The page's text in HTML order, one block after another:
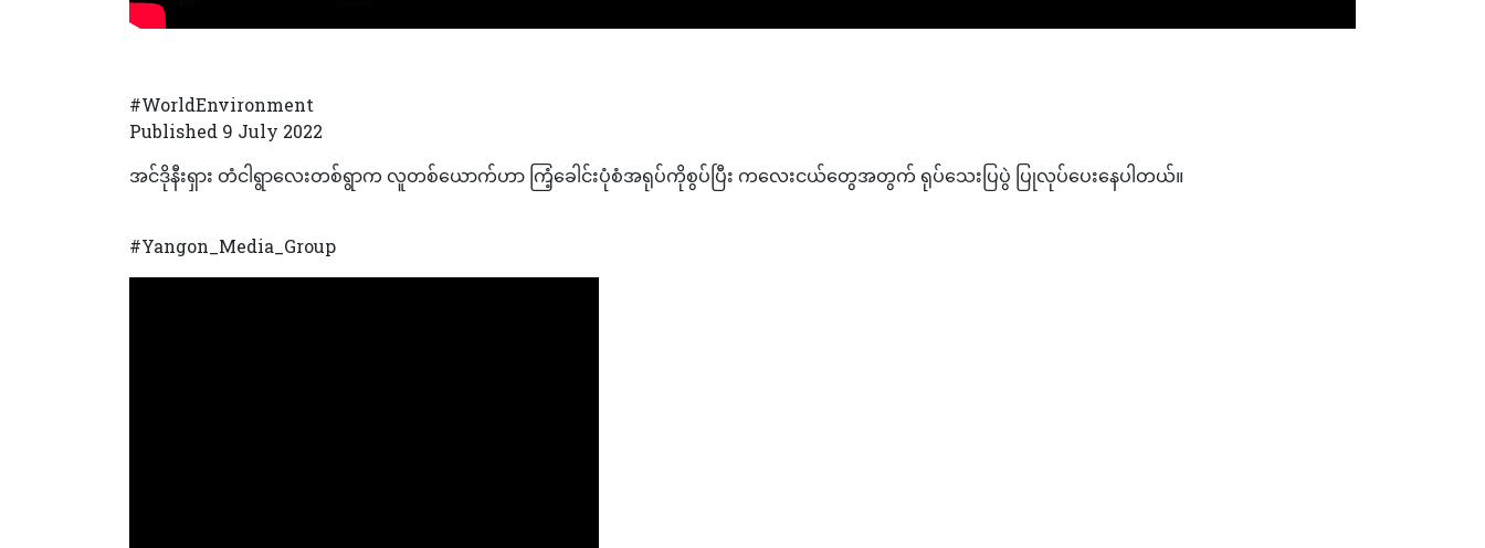
#WorldEnvironment
Published 9 July 2022
အင်ဒိုနီးရှား တံငါရွာလေးတစ်ရွာက လူတစ်ယောက်ဟာ ကြံ့ခေါင်းပုံစံအရုပ်ကိုစွပ်ပြီး ကလေးငယ်တွေအတွက် ရုပ်သေးပြပွဲ ပြုလုပ်ပေးနေပါတယ်။
#Yangon_Media_Group